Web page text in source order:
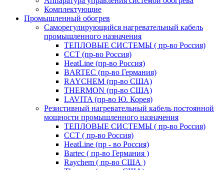
Комплектующие
Промышленный обогрев
Саморегулирующийся нагревательный кабель
промышленного назначения
ТЕПЛОВЫЕ СИСТЕМЫ ( пр-во Россия)
ССТ (пр-во Россия)
HeatLine (пр-во Россия)
BARTEC (пр-во Германия)
RAYCHEM (пр-во США)
THERMON (пр-во США)
LAVITA (пр-во Ю. Корея)
Резистивный нагревательный кабель постоянной
мощности промышленного назначения
ТЕПЛОВЫЕ СИСТЕМЫ ( пр-во Россия)
ССТ ( пр-во Россия)
HeatLine (пр - во Россия)
Bartec ( пр-во Германия )
Raychem ( пр-во США )